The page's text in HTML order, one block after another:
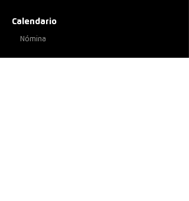
Calendario
Nómina